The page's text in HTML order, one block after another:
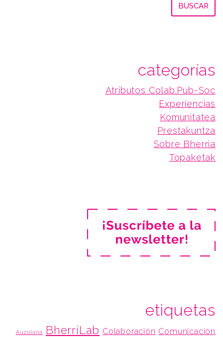
categorías
Atributos Colab.Pub-Soc
Experiencias
Komunitatea
Prestakuntza
Sobre Bherria
Topaketak
etiquetas
Auzolana BherriLab Colaboración Comunicación